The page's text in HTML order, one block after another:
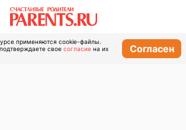
применяются cookie-файлы.
свое согласие на их
Согласен